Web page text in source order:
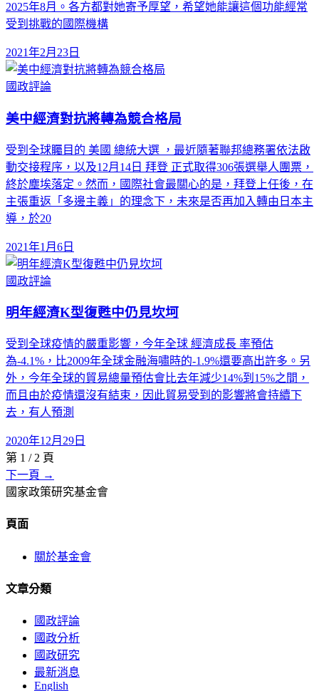
2025年8月。各方都對她寄予厚望，希望她能讓這個功能經常
受到挑戰的國際機構
2021年2月23日
國政評論
美中經濟對抗將轉為競合格局
受到全球矚目的 美國 總統大選 ，最近隨著聯邦總務署依法啟
動交接程序，以及12月14日 拜登 正式取得306張選舉人團票，
終於塵埃落定。然而，國際社會最關心的是，拜登上任後，在
主張重返「多邊主義」的理念下，未來是否再加入轉由日本主
導，於20
2021年1月6日
國政評論
明年經濟K型復甦中仍見坎坷
受到全球疫情的嚴重影響，今年全球 經濟成長 率預估
為-4.1%，比2009年全球金融海嘯時的-1.9%還要高出許多。另
外，今年全球的貿易總量預估會比去年減少14%到15%之間，
而且由於疫情還沒有結束，因此貿易受到的影響將會持續下
去，有人預測
2020年12月29日
第 1 / 2 頁
下一頁 →
國家政策研究基金會
頁面
關於基金會
文章分類
國政評論
國政分析
國政研究
最新消息
English